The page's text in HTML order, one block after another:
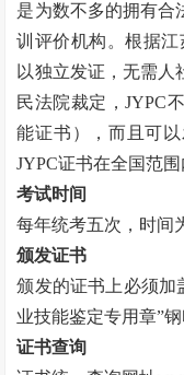
是为数不多的拥有合
训评价机构。根据
以独立发证，无需人
民法院裁定，JYPC
能证书），而且可
JYPC证书在全国范围
考试时间
每年统考五次，时间
颁发证书
颁发的证书上必须加
业技能鉴定专用章”
证书查询